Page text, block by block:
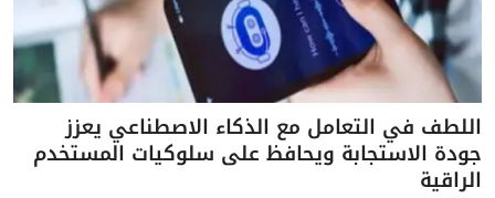
اللطف في التعامل مع الذكاء الاصطناعي يعزز
جودة الاستجابة ويحافظ على سلوكيات المستخدم
الراقية